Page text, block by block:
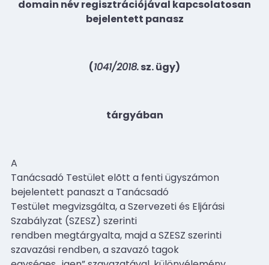
domain név regisztrációjával kapcsolatosan
bejelentett panasz
(1041/2018.sz. ügy)
tárgyában
A
Tanácsadó Testület elõtt a fenti ügyszámon
bejelentett panaszt a Tanácsadó
Testület megvizsgálta, a Szervezeti és Eljárási
Szabályzat (SZESZ) szerinti
rendben megtárgyalta, majd a SZESZ szerinti
szavazási rendben, a szavazó tagok